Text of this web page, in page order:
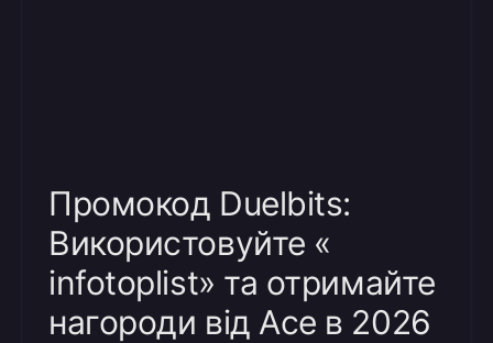
Промокод Duelbits:
Використовуйте «
infotoplist» та отримайте
нагороди від Ace в 2026